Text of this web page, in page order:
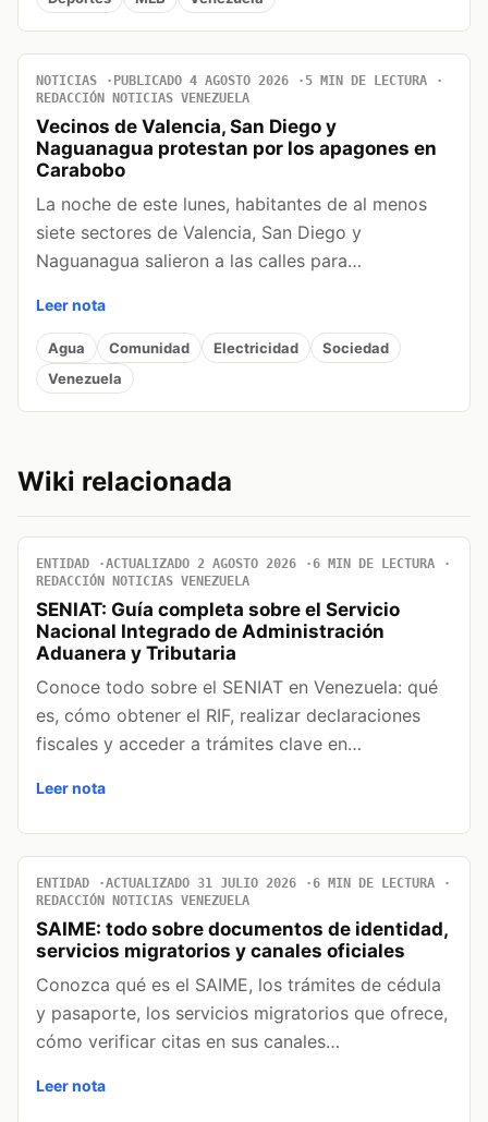
NOTICIAS PUBLICADO 4 AGOSTO 2026
5 MIN DE LECTURA
REDACCIÓN NOTICIAS VENEZUELA
Vecinos de Valencia, San Diego y
Naguanagua protestan por los apagones en
Carabobo
La noche de este lunes, habitantes de al menos
siete sectores de Valencia, San Diego y
Naguanagua salieron a las calles para…
Leer nota
Agua Comunidad Electricidad
Sociedad
Venezuela
Wiki relacionada
ENTIDAD ACTUALIZADO 2 AGOSTO 2026
6 MIN DE LECTURA
REDACCIÓN NOTICIAS VENEZUELA
SENIAT: Guía completa sobre el Servicio
Nacional Integrado de Administración
Aduanera y Tributaria
Conoce todo sobre el SENIAT en Venezuela: qué
es, cómo obtener el RIF, realizar declaraciones
fiscales y acceder a trámites clave en…
Leer nota
ENTIDAD ACTUALIZADO 31 JULIO 2026
6 MIN DE LECTURA
REDACCIÓN NOTICIAS VENEZUELA
SAIME: todo sobre documentos de identidad,
servicios migratorios y canales oficiales
Conozca qué es el SAIME, los trámites de cédula
y pasaporte, los servicios migratorios que ofrece,
cómo verificar citas en sus canales…
Leer nota